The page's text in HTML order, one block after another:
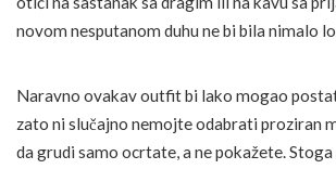
novom nesputanom duhu ne bi bila nimalo
Naravno ovakav outfit bi lako mogao
zato ni slučajno nemojte odabrati proziran
da grudi samo ocrtate, a ne pokažete.